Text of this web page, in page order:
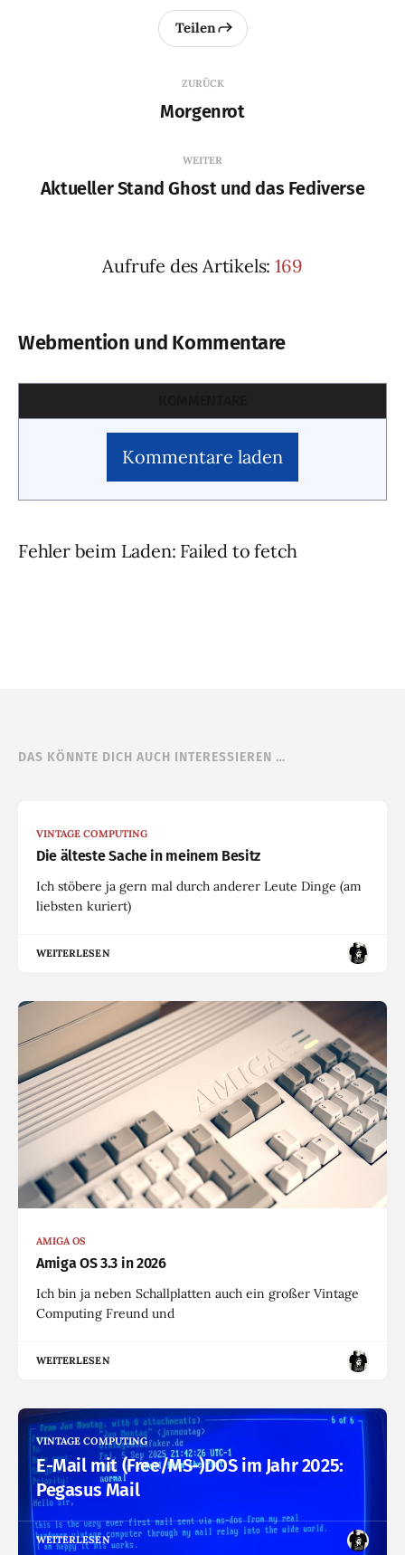
ZURÜCK
Morgenrot
Teilen
WEITER
Aktueller Stand Ghost und das Fediverse
Aufrufe des Artikels:169
Webmention und Kommentare
Kommentare laden
Fehler beim Laden: Failed to fetch
DAS KÖNNTE DICH AUCH INTERESSIEREN …
VINTAGE COMPUTING
Die älteste Sache in meinem Besitz
Ich stöbere ja gern mal durch anderer Leute Dinge (am
liebsten kuriert)
WEITERLESEN
AMIGA OS
Amiga OS 3.3 in 2026
Ich bin ja neben Schallplatten auch ein großer Vintage
Computing Freund und
WEITERLESEN
VINTAGE COMPUTING
E-Mail mit (Free/MS-)DOS im Jahr 2025:
Pegasus Mail
WEITERLESEN